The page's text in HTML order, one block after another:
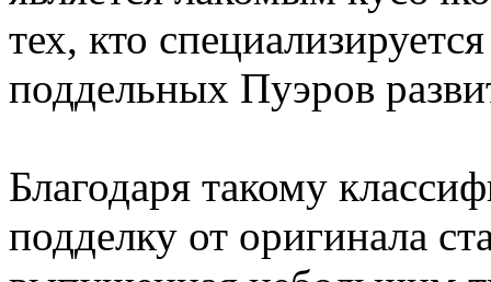
тех, кто
поддельных Пуэров
Благодаря такому
подделку от оригинала